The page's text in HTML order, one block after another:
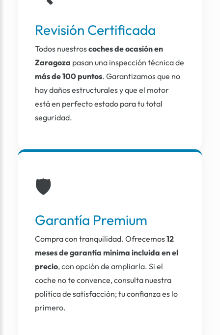
Revisión Certificada
Todos nuestroscoches de ocasión en
Zaragoza pasan una inspección técnica de
más de 100 puntos. Garantizamos que no
hay daños estructurales y que el motor
está en perfecto estado para tu total
seguridad.
🛡️
Garantía Premium
Compra con tranquilidad. Ofrecemos12
meses de garantía mínima incluida en el
precio, con opción de ampliarla. Si el
coche no te convence, consulta nuestra
política de satisfacción; tu confianza es lo
primero.